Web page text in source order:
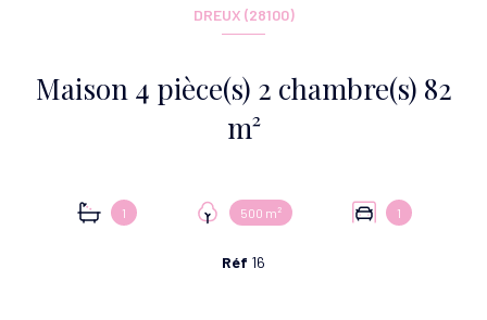
DREUX (28100)
Maison 4 pièce(s) 2 chambre(s) 82
m²
1 500 m² 1
Réf 16